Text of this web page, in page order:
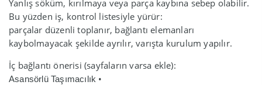
Yanlış söküm, kırılmaya veya parça kaybına sebep olabilir.
Bu yüzden iş, kontrol listesiyle yürür:
parçalar düzenli toplanır, bağlantı elemanları
kaybolmayacak şekilde ayrılır, varışta kurulum yapılır.
İç bağlantı önerisi (sayfaların varsa ekle):
Asansörlü Taşımacılık •